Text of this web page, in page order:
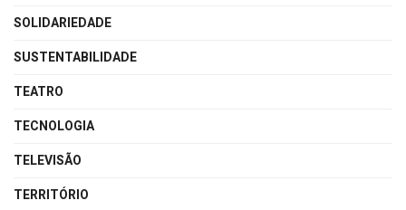
SOLIDARIEDADE
SUSTENTABILIDADE
TEATRO
TECNOLOGIA
TELEVISÃO
TERRITÓRIO